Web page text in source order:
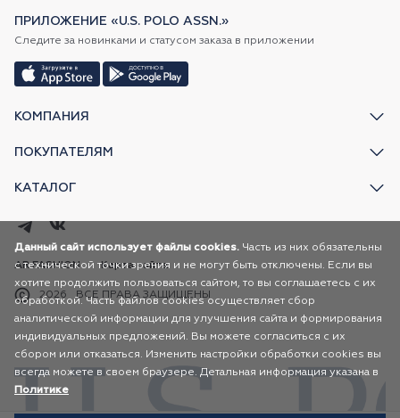
КОМПАНИЯ
ПОКУПАТЕЛЯМ
КАТАЛОГ
ПРИЛОЖЕНИЕ «U.S. POLO ASSN.»
Следите за новинками и статусом заказа в приложении
2026 ВСЕ ПРАВА ЗАЩИЩЕНЫ
AR FASHION Карта сайта
Данный сайт использует файлы cookies. Часть из них обязательны
с технической точки зрения и не могут быть отключены. Если вы
хотите продолжить пользоваться сайтом, то вы соглашаетесь с их
обработкой. Часть файлов cookies осуществляет сбор
аналитической информации для улучшения сайта и формирования
индивидуальных предложений. Вы можете согласиться с их
сбором или отказаться. Изменить настройки обработки cookies вы
всегда можете в своем браузере. Детальная информация указана в
Политике